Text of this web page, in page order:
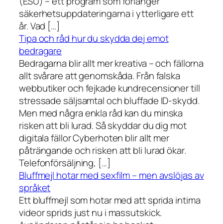
säkerhetsuppdateringarna i ytterligare ett
år. Vad […]
Tipa och råd hur du skydda dej emot
bedragare
Bedragarna blir allt mer kreativa – och fällorna
allt svårare att genomskåda. Från falska
webbutiker och fejkade kundrecensioner till
stressade säljsamtal och bluffade ID-skydd.
Men med några enkla råd kan du minska
risken att bli lurad. Så skyddar du dig mot
digitala fällor Cyberhoten blir allt mer
påträngande och risken att bli lurad ökar.
Telefonförsäljning, […]
Bluffmejl hotar med sexfilm – men avslöjas av
språket
Ett bluffmejl som hotar med att sprida intima
videor sprids just nu i massutskick.